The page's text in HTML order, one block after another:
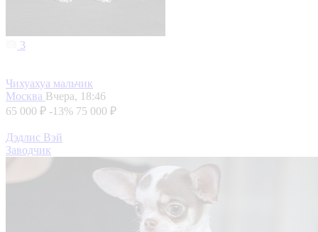
3
Чихуахуа мальчик
Москва Вчера, 18:46
65 000 ₽ -13% 75 000 ₽
Дэдлис Вэй
Заводчик